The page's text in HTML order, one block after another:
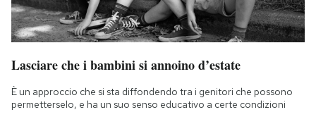
Lasciare che i bambini si annoino d’estate
È un approccio che si sta diffondendo tra i genitori che possono
permetterselo, e ha un suo senso educativo a certe condizioni